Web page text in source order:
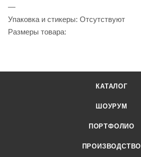
—
Упаковка и стикеры: Отсутствуют
Размеры товара:
КАТАЛОГ
ШОУРУМ
ПОРТФОЛИО
ПРОИЗВОДСТВО